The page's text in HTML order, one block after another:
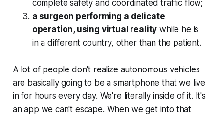
complete safety and coordinated traffic flow;
a surgeon performing a delicate
operation, using virtual reality while he is
in a different country, other than the patient.
A lot of people don't realize autonomous vehicles
are basically going to be a smartphone that we live
in for hours every day. We're literally inside of it. It's
an app we can't escape. When we get into that